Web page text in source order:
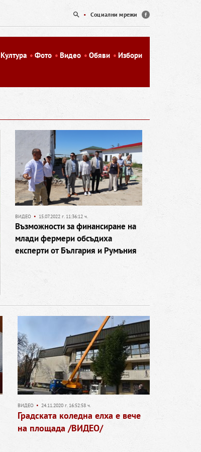
• Социални мрежи
Култура Фото Видео Обяви Избори
ВИДЕО • 15.07.2022 г. 11:36:12 ч.
Възможности за финансиране на
млади фермери обсъдиха
експерти от България и Румъния
ВИДЕО • 24.11.2020 г. 16:52:58 ч.
Градската коледна елха е вече
на площада /ВИДЕО/